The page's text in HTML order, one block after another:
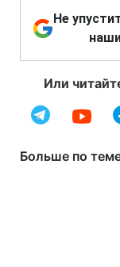
Не
Или
Больше по